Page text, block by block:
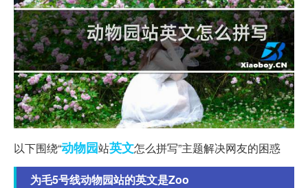
以下围绕“动物园站英文怎么拼写”主题解决网友的困惑
为毛5号线动物园站的英文是Zoo